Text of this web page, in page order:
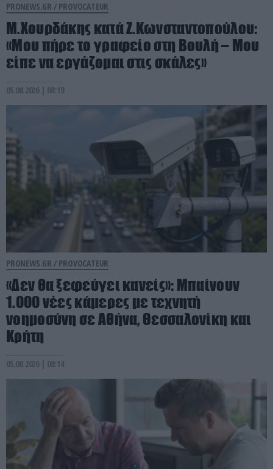
PRONEWS.GR / PROVOCATEUR
Μ.Χουρδάκης κατά Ζ.Κωνσταντοπούλου:
«Μου πήρε το γραφείο στη Βουλή – Μου
είπε να εργάζομαι στις σκάλες»
05.08.2026 | 08:19
PRONEWS.GR / PROVOCATEUR
«Δεν θα ξεφεύγει κανείς»: Μπαίνουν
1.000 νέες κάμερες με τεχνητή
νοημοσύνη σε Αθήνα, Θεσσαλονίκη και
Κρήτη
05.08.2026 | 08:14